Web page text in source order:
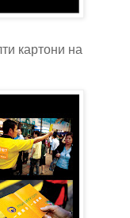
картони на